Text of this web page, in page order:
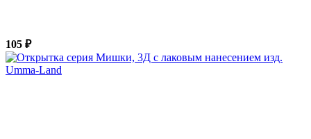
105 ₽